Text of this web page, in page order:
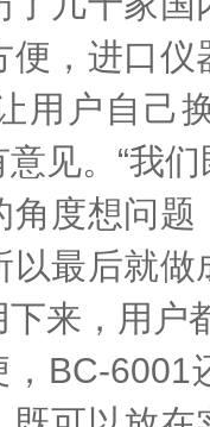
便，进口
用户自己
见。“我
角度想问
以最后就
来，用户
，BC-6001